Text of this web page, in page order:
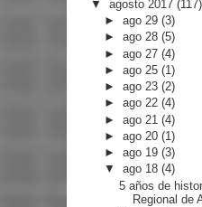
▼ agosto 2017 (117)
►ago 29(3)
►ago 28(5)
►ago 27(4)
►ago 25(1)
►ago 23(2)
►ago 22(4)
►ago 21(4)
►ago 20(1)
►ago 19(3)
▼ago 18(4)
5 años de
Regional de